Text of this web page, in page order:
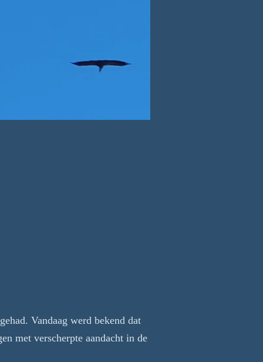
Vandaag werd bekend dat
met verscherpte aandacht in de